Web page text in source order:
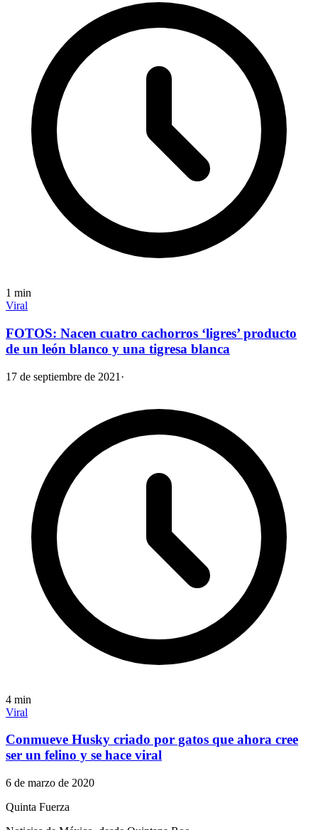
1 min
Viral
FOTOS: Nacen cuatro cachorros ‘ligres’ producto
de un león blanco y una tigresa blanca
17 de septiembre de 2021 ·
4 min
Viral
Conmueve Husky criado por gatos que ahora cree
ser un felino y se hace viral
6 de marzo de 2020
Quinta Fuerza